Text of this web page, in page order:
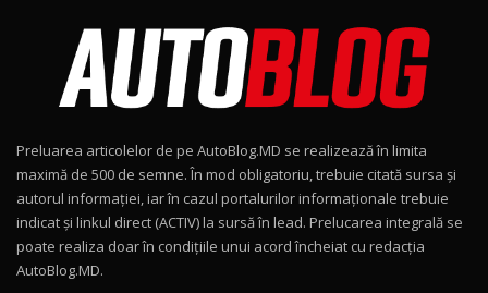
24:06
Noul Škoda Kodiaq RS / Test Drive
AutoBlog.MD în premieră națională
Noul Geely EX2 / Test Drive AutoBlog.MD
15:22
11
Mercedes-AMG E 53 HYBRID 4MATIC+ / Test
Preluarea articolelor de pe AutoBlog.MD se realizează în limita
maximă de 500 de semne. În mod obligatoriu, trebuie citată sursa și
autorul informației, iar în cazul portalurilor informaționale trebuie
indicat și linkul direct (ACTIV) la sursă în lead. Prelucarea integrală se
poate realiza doar în condițiile unui acord încheiat cu redacţia
AutoBlog.MD.